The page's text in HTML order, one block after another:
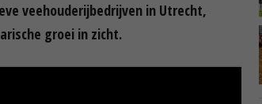
veehouderijbedrijven in Utrecht,
groei in zicht.